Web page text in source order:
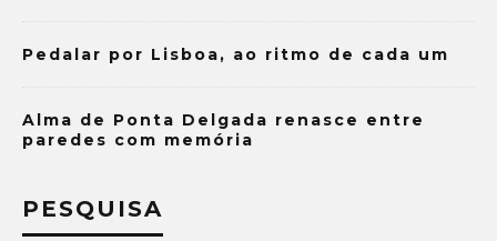
Pedalar por Lisboa, ao ritmo de cada um
Alma de Ponta Delgada renasce entre
paredes com memória
PESQUISA